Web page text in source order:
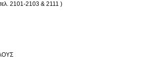
2101-2103 & 2111 )